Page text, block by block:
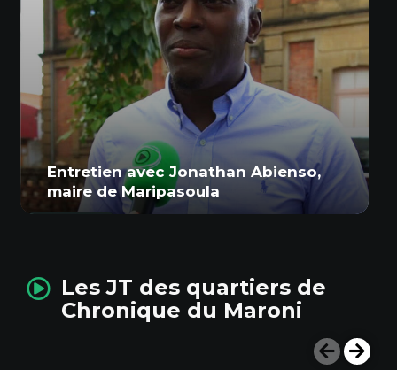
Entretien avec Jonathan Abienso,
maire de Maripasoula
Les JT des quartiers de
Chronique du Maroni